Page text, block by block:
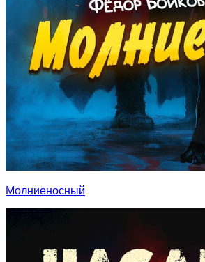
Молниеносный